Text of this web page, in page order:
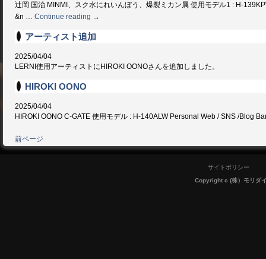
辻岡 国治 MINMI、スク水にれいんぼう、爆裂ミカン属 使用モデル1 : H-
&n … Continue reading →
アーティスト追加
2025/04/04
LERNI使用アーティストにHIROKI OONOさんを追加しました。
HIROKI OONO
2025/04/04
HIROKI OONO C-GATE 使用モデル : H-140ALW Personal Web / SNS /Blog
前ページ
サイトポリシー
Copyright c (株）モリダ